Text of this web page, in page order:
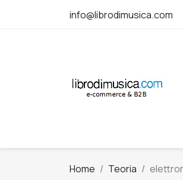
info@librodimusica.com
Home Teoria